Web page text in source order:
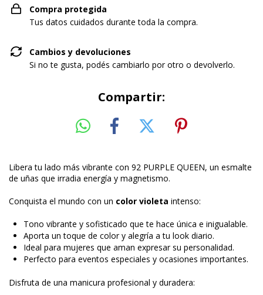
Compra protegida
Tus datos cuidados durante toda la compra.
Cambios y devoluciones
Si no te gusta, podés cambiarlo por otro o devolverlo.
Compartir:
Libera tu lado más vibrante con 92 PURPLE QUEEN, un esmalte
de uñas que irradia energía y magnetismo.
Conquista el mundo con un color violeta intenso:
Tono vibrante y sofisticado que te hace única e inigualable.
Aporta un toque de color y alegría a tu look diario.
Ideal para mujeres que aman expresar su personalidad.
Perfecto para eventos especiales y ocasiones importantes.
Disfruta de una manicura profesional y duradera: